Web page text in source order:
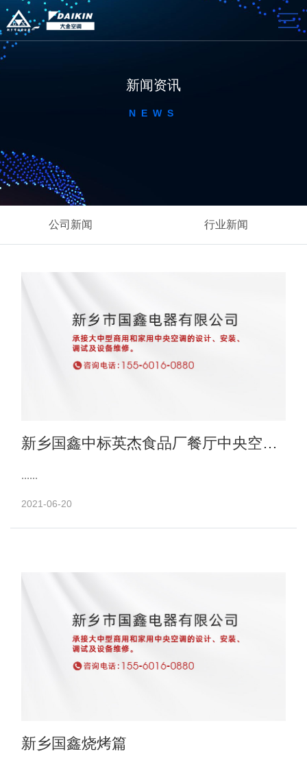
新闻资讯
NEWS
公司新闻 行业新闻
新乡国鑫中标英杰食品厂餐厅中央空调
......
2021-06-20
新乡国鑫烧烤篇